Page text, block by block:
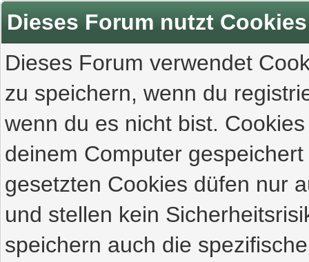
Dieses Forum nutzt Cookies
Dieses Forum verwendet
zu speichern, wenn du
wenn du es nicht bist.
deinem Computer
gesetzten Cookies düfen nur
und stellen kein
speichern auch die